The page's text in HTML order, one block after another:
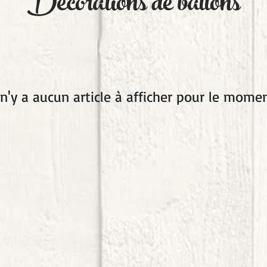
a aucun article à afficher pour le